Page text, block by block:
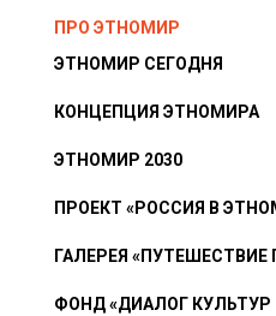
ПРО ЭТНОМИР
ЭТНОМИР СЕГОДНЯ
КОНЦЕПЦИЯ ЭТНОМИРА
ЭТНОМИР 2030
ПРОЕКТ «РОССИЯ В
ГАЛЕРЕЯ «ПУТЕШЕСТВИЕ
ФОНД «ДИАЛОГ